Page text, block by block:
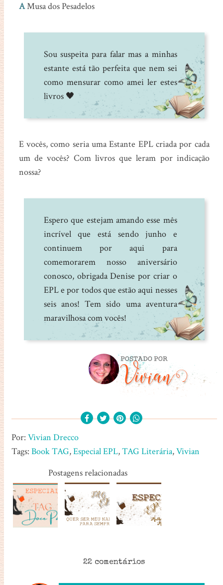
AMusa dos Pesadelos
Sou suspeita para falar mas a minhas
estante está tão perfeita que nem sei
como mensurar como amei ler estes
livros 🖤
E vocês, como seria uma Estante EPL criada por cada
um de vocês? Com livros que leram por indicação
nossa?
Espero que estejam amando esse mês
incrível que está sendo junho e
continuem por aqui para
comemorarem nosso aniversário
conosco, obrigada Denise por criar o
EPL e por todos que estão aqui nesses
seis anos! Tem sido uma aventura
maravilhosa com vocês!
Por: Vivian Drecco
Tags: Book TAG,Especial EPL,TAG Literária,Vivian
Postagens relacionadas
22 comentários